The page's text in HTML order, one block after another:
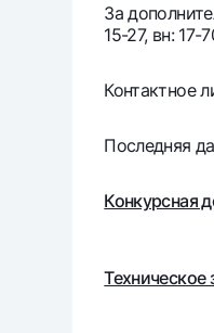
Следите за нами в
За
15-27, вн: 17-
Контактное
Последняя
Конкурсная
Техническое